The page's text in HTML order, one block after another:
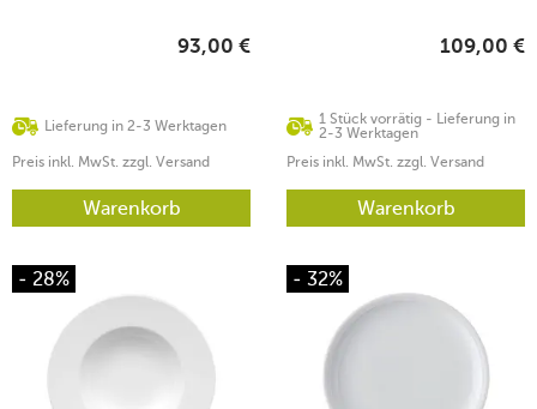
Lieferung in 2-3 Werktagen
93,00 €
Preis inkl. MwSt. zzgl. Versand
Warenkorb
1 Stück vorrätig - Lieferung in
2-3 Werktagen
109,00 €
Preis inkl. MwSt. zzgl. Versand
Warenkorb
- 28% - 32%